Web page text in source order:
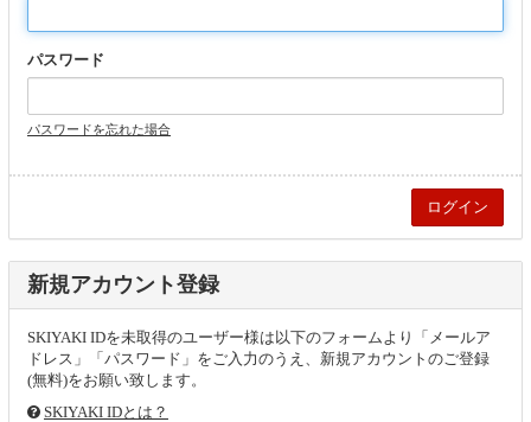
パスワード
パスワードを忘れた場合
新規アカウント登録
SKIYAKI IDを未取得のユーザー様は以下のフォームより「メールア
ドレス」「パスワード」をご入力のうえ、新規アカウントのご登録
(無料)をお願い致します。
SKIYAKI IDとは？